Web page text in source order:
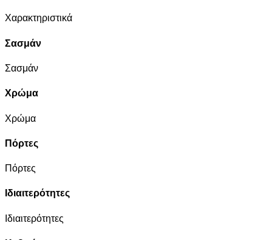
Χαρακτηριστικά
Σασμάν
Σασμάν
Χρώμα
Χρώμα
Πόρτες
Πόρτες
Ιδιαιτερότητες
Ιδιαιτερότητες